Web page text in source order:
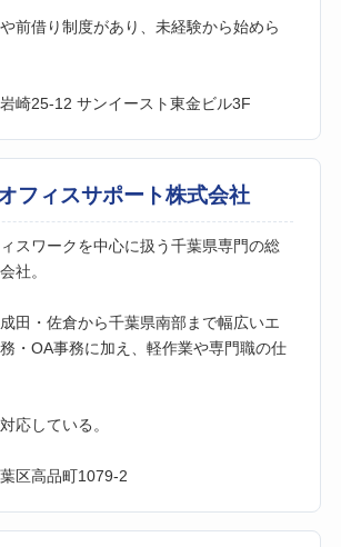
前借り制度があり、未経験から始めら
崎25-12 サンイースト東金ビル3F
フィスサポート株式会社
スワークを中心に扱う千葉県専門の総
社。
田・佐倉から千葉県南部まで幅広いエ
・OA事務に加え、軽作業や専門職の仕
応している。
区高品町1079-2